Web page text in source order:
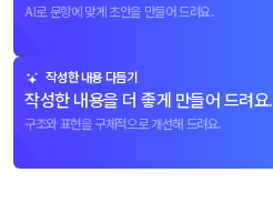
AI로 문항에 맞게 초안을 만들어 드려요.
작성한 내용 다듬기
작성한 내용을 더 좋게 만들어 드려요.
구조와 표현을 구체적으로 개선해 드려요.